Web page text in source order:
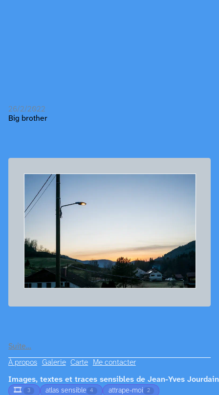
26/2/2022
Big brother
Suite…
À propos Galerie Carte Me contacter
Images, textes et traces sensibles de Jean-Yves Jourdain
🎞️
3 atlas sensible 4 attrape-moi 2